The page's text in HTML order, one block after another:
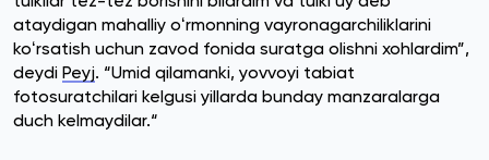
ataydigan mahalliy oʻrmonning vayronagarchiliklarini
koʻrsatish uchun zavod fonida suratga olishni xohlardim”,
deydi Peyj. “Umid qilamanki, yovvoyi tabiat
fotosuratchilari kelgusi yillarda bunday manzaralarga
duch kelmaydilar.“